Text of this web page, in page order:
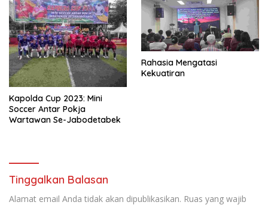
Kapolda Cup 2023: Mini
Soccer Antar Pokja
Wartawan Se-Jabodetabek
Rahasia Mengatasi
Kekuatiran
Tinggalkan Balasan
Alamat email Anda tidak akan dipublikasikan. Ruas yang wajib